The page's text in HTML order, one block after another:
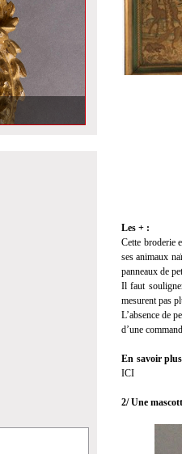
prochaine vente
Les + :
Cette broderie
ses animaux
panneaux de
Il faut
mesurent pas
L’absence de
d’une
En savoir
ICI
2/ Une